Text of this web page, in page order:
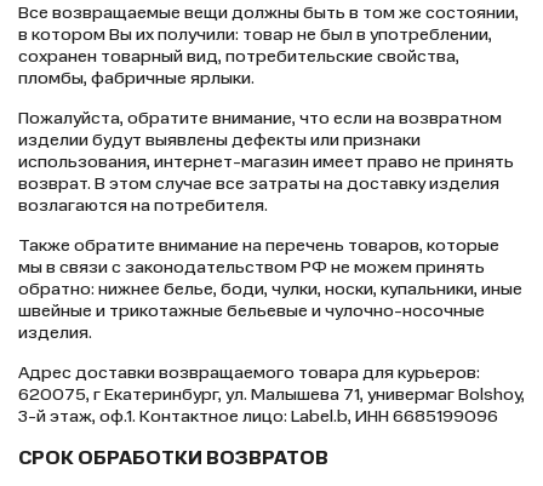
Все возвращаемые вещи должны быть в том же состоянии,
в котором Вы их получили: товар не был в употреблении,
сохранен товарный вид, потребительские свойства,
пломбы, фабричные ярлыки.
Пожалуйста, обратите внимание, что если на возвратном
изделии будут выявлены дефекты или признаки
использования, интернет-магазин имеет право не принять
возврат. В этом случае все затраты на доставку изделия
возлагаются на потребителя.
Также обратите внимание на перечень товаров, которые
мы в связи с законодательством РФ не можем принять
обратно: нижнее белье, боди, чулки, носки, купальники, иные
швейные и трикотажные бельевые и чулочно-носочные
изделия.
Адрес доставки возвращаемого товара для курьеров:
620075, г Екатеринбург, ул. Малышева 71, универмаг Bolshoy,
3-й этаж, оф.1. Контактное лицо: Label.b, ИНН 6685199096
СРОК ОБРАБОТКИ ВОЗВРАТОВ